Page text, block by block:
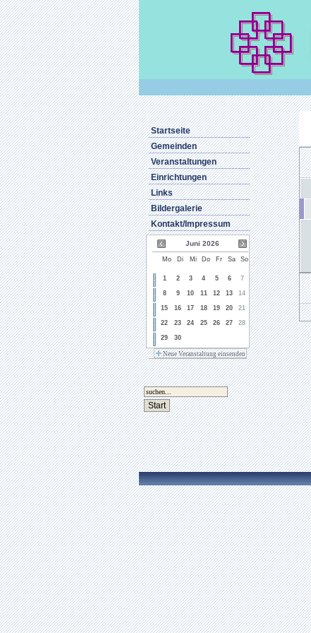
Startseite
Gemeinden
Veranstaltungen
Einrichtungen
Links
Bildergalerie
Kontakt/Impressum
Juni 2026
Mo Di Mi Do Fr Sa So
1 2 3 4 5 6 7
8 9 10 11 12 13 14
15 16 17 18 19 20 21
22 23 24 25 26 27 28
29 30
Neue Veranstaltung einsenden